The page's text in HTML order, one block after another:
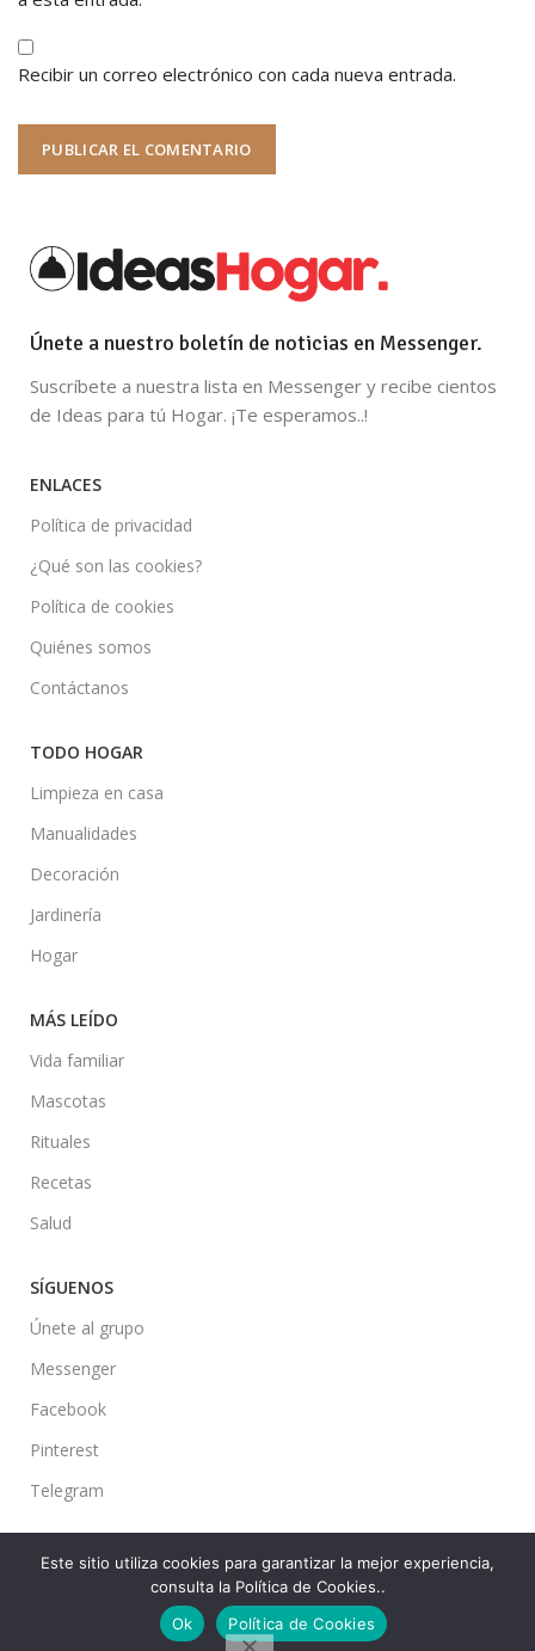
Recibir un correo electrónico con cada nueva entrada.
Únete a nuestro boletín de noticias en Messenger.
Suscríbete a nuestra lista en Messenger y recibe cientos
de Ideas para tú Hogar. ¡Te esperamos..!
ENLACES
Política de privacidad
¿Qué son las cookies?
Política de cookies
Quiénes somos
Contáctanos
TODO HOGAR
Limpieza en casa
Manualidades
Decoración
Jardinería
Hogar
MÁS LEÍDO
Vida familiar
Mascotas
Rituales
Recetas
Salud
SÍGUENOS
Únete al grupo
Messenger
Facebook
Pinterest
Telegram
2022 Created ByCMS. Premium Blog Solutions.
Este sitio utiliza cookies para garantizar la mejor experiencia,
consulta la Política de Cookies..
Ok
Política de Cookies